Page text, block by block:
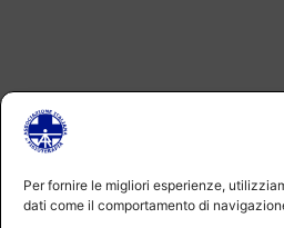
Per fornire le migliori esperienze,
dati come il comportamento di